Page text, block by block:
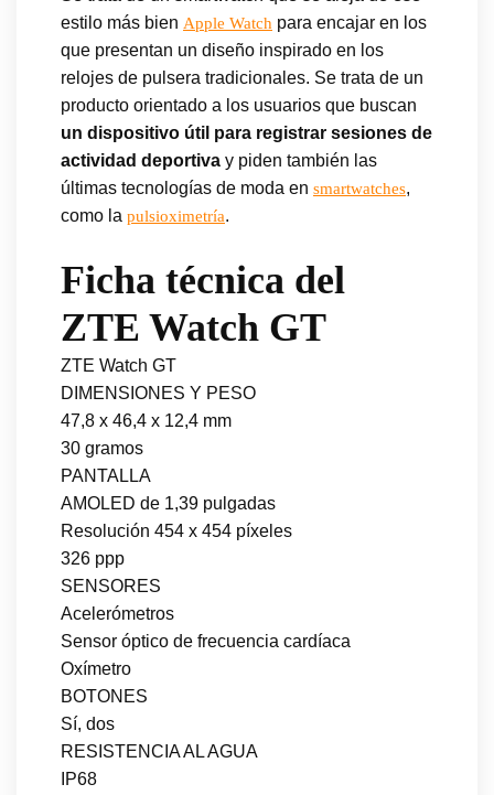
estilo más bien Apple Watch para encajar en los
que presentan un diseño inspirado en los
relojes de pulsera tradicionales. Se trata de un
producto orientado a los usuarios que buscan
un dispositivo útil para registrar sesiones de
actividad deportiva y piden también las
últimas tecnologías de moda en smartwatches,
como la pulsioximetría.
Ficha técnica del
ZTE Watch GT
ZTE Watch GT
DIMENSIONES Y PESO
47,8 x 46,4 x 12,4 mm
30 gramos
PANTALLA
AMOLED de 1,39 pulgadas
Resolución 454 x 454 píxeles
326 ppp
SENSORES
Acelerómetros
Sensor óptico de frecuencia cardíaca
Oxímetro
BOTONES
Sí, dos
RESISTENCIA AL AGUA
IP68